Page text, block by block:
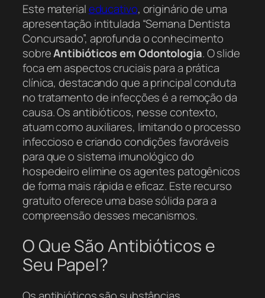
Este materialeducativo, originário de uma
apresentação intitulada “Semana Dentista
Concursado”, aprofunda o conhecimento
sobreAntibióticos em Odontologia. O slide
foca em aspectos cruciais para a prática
clínica, destacando que a principal conduta
no tratamento de infecções é a remoção da
causa. Os antibióticos, nesse contexto,
atuam como auxiliares, limitando o processo
infeccioso e criando condições favoráveis
para que o sistema imunológico do
hospedeiro elimine os agentes patogênicos
de forma mais rápida e eficaz. Este recurso
gratuito oferece uma base sólida para a
compreensão desses mecanismos.
O Que São Antibióticos e
Seu Papel?